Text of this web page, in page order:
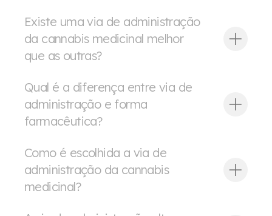
Existe uma via de administração
da cannabis medicinal melhor
que as outras?
Qual é a diferença entre via de
administração e forma
farmacêutica?
Como é escolhida a via de
administração da cannabis
medicinal?